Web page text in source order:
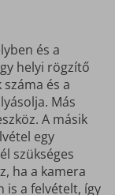
és a
helyi rögzítő
és a
Más
A másik
egy
szükséges
ha a kamera
is a felvételt, így